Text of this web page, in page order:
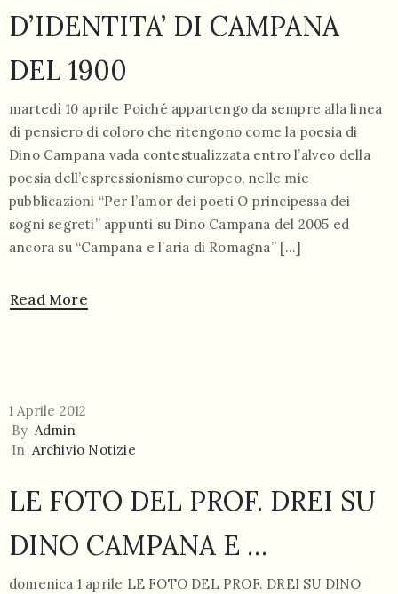
D’IDENTITA’ DI CAMPANA
DEL 1900
martedì 10 aprile Poiché appartengo da sempre alla linea
di pensiero di coloro che ritengono come la poesia di
Dino Campana vada contestualizzata entro l’alveo della
poesia dell’espressionismo europeo, nelle mie
pubblicazioni “Per l’amor dei poeti O principessa dei
sogni segreti” appunti su Dino Campana del 2005 ed
ancora su “Campana e l’aria di Romagna” […]
Read More
1 Aprile 2012
By Admin
In Archivio Notizie
LE FOTO DEL PROF. DREI SU
DINO CAMPANA E …
domenica 1 aprile LE FOTO DEL PROF. DREI SU DINO